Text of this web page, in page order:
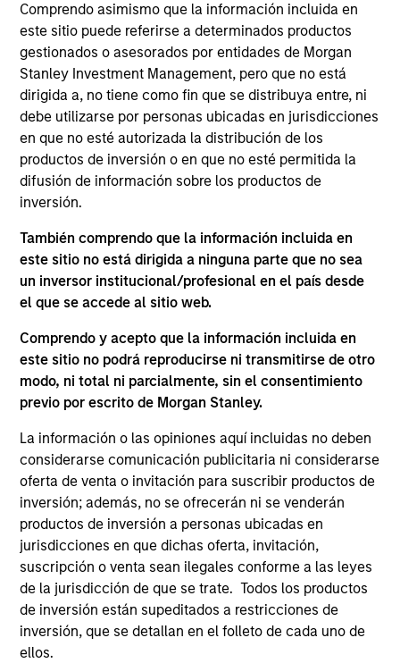
Comprendo asimismo que la información incluida en
este sitio puede referirse a determinados productos
gestionados o asesorados por entidades de Morgan
Stanley Investment Management, pero que no está
dirigida a, no tiene como fin que se distribuya entre, ni
debe utilizarse por personas ubicadas en jurisdicciones
en que no esté autorizada la distribución de los
productos de inversión o en que no esté permitida la
difusión de información sobre los productos de
inversión.
También comprendo que la información incluida en
este sitio no está dirigida a ninguna parte que no sea
un inversor institucional/profesional en el país desde
el que se accede al sitio web.
Comprendo y acepto que la información incluida en
este sitio no podrá reproducirse ni transmitirse de otro
modo, ni total ni parcialmente, sin el consentimiento
previo por escrito de Morgan Stanley.
La información o las opiniones aquí incluidas no deben
considerarse comunicación publicitaria ni considerarse
oferta de venta o invitación para suscribir productos de
inversión; además, no se ofrecerán ni se venderán
productos de inversión a personas ubicadas en
jurisdicciones en que dichas oferta, invitación,
suscripción o venta sean ilegales conforme a las leyes
de la jurisdicción de que se trate. Todos los productos
de inversión están supeditados a restricciones de
inversión, que se detallan en el folleto de cada uno de
ellos.
joining Morgan Stanley, he was a Senior Associate
at CI Capital Partners (from 2020 to 2022), an
Associate at Liberty Hall Capital Partners (from
2018 to 2020) and an Analyst in the Industrials
Investment Banking Group at Lazard (2016 to 2018).
Mr. Turco holds a Bachelor of Business
Administration in Finance from the Neeley School
of Business at Texas Christian University.
ARTÍCULOS RELACIONADOS
PRESS RELEASE
MSCP Acquires Apex Companies
Investment funds managed by Morgan Stanley
Capital Partners (“MSCP”), the middle-market
focused private equity team at Morgan Stanley
Investment Management, have acquired Apex
Companies (“Apex” or the “Company”), a
leading provider of end-to-end environmental